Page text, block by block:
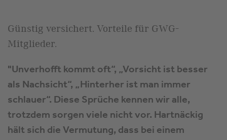
Günstig versichert. Vorteile für GWG-
Mitglieder.
"Unverhofft kommt oft“, „Vorsicht ist besser
als Nachsicht“, „Hinterher ist man immer
schlauer“. Diese Sprüche kennen wir alle,
trotzdem sorgen viele nicht vor. Hartnäckig
hält sich die Vermutung, dass bei einem